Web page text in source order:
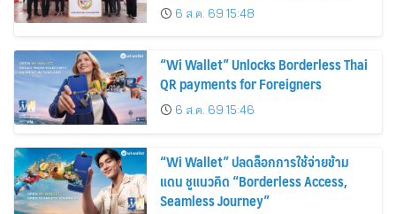
6 ส.ค. 69 15:48
“Wi Wallet” Unlocks Borderless Thai
QR payments for Foreigners
6 ส.ค. 69 15:46
“Wi Wallet” ปลดล็อกการใช้จ่ายข้าม
แดน ชูแนวคิด “Borderless Access,
Seamless Journey”